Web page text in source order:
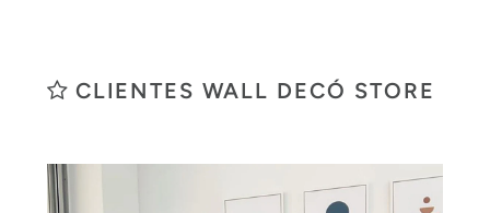
CLIENTES WALL DECÓ STORE